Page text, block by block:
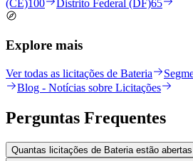
(CE)100 Distrito Federal (DF)65
Explore mais
Ver todas as licitações de Bateria
Blog - Notícias sobre Licitações
Perguntas Frequentes
Quantas licitações de Bateria estão